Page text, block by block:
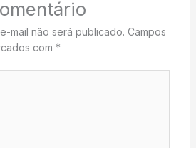
mail não será publicado. Campos
com *